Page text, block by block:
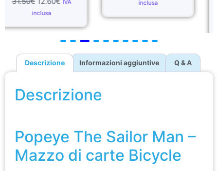
IVA
Descrizione Informazioni aggiuntive Q & A
Descrizione
Popeye The Sailor Man –
Mazzo di carte Bicycle